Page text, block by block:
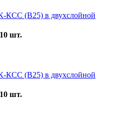
КСС (В25) в двухслойной
шт.
КСС (В25) в двухслойной
шт.